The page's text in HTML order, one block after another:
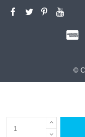
©